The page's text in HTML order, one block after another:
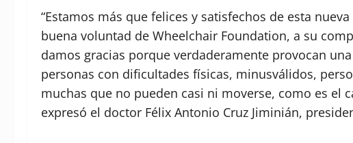
“Estamos más que felices y satisfechos de esta
buena voluntad de Wheelchair Foundation, a su
damos gracias porque verdaderamente provocan
personas con dificultades físicas, minusválidos,
muchas que no pueden casi ni moverse, como es el
expresó el doctor Félix Antonio Cruz Jiminián,